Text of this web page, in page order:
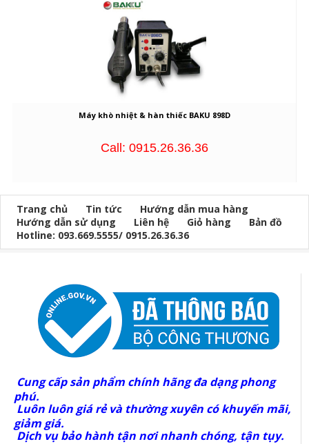
Máy khò nhiệt & hàn thiếc BAKU 898D
Call: 0915.26.36.36
Trang chủ Tin tức
Hướng dẫn mua hàng
Hướng dẫn sử dụng
Liên hệ Giỏ hàng
Bản đồ
Hotline: 093.669.5555/ 0915.26.36.36
Cung cấp sản phẩm chính hãng đa dạng phong
phú.
Luôn luôn giá rẻ và thường xuyên có khuyến mãi,
giảm giá.
Dịch vụ bảo hành tận nơi nhanh chóng, tận tụy.